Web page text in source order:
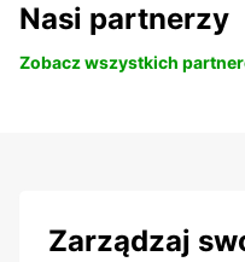
Nasi partnerzy
Zobacz wszystkich
Zarządzaj